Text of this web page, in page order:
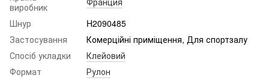
виробник
Шнур
H2090485
Застосування
Комерційні приміщення, Для спортзалу
Спосіб укладки
Клейовий
Формат
Рулон